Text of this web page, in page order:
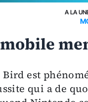
A LA
Bird est
qui a de